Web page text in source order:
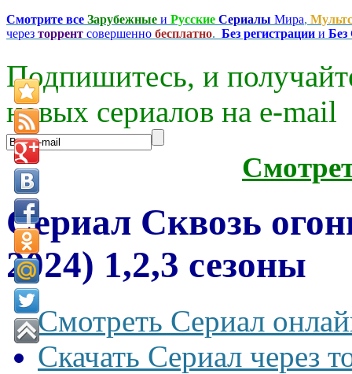
Смотрите все Зарубежные и Русские Сериалы Мира,
через торрент совершенно бесплатно. Без регистрации и
Подпишитесь, и
новых сериалов на e-mаil
Сериал Сквозь
2024) 1,2,3 сезоны
Смотреть Сериал
Скачать Сериал через